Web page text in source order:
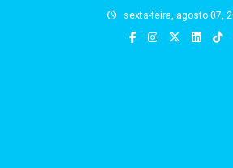
sexta-feira, agosto 07,